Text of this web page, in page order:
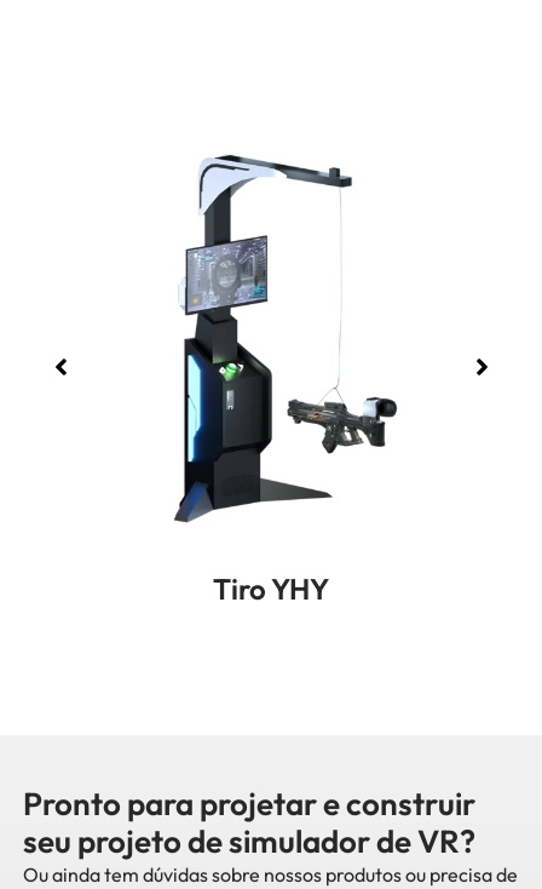
Tiro YHY
Pronto para projetar e construir
seu projeto de simulador de VR?
Ou ainda tem dúvidas sobre nossos produtos ou precisa de